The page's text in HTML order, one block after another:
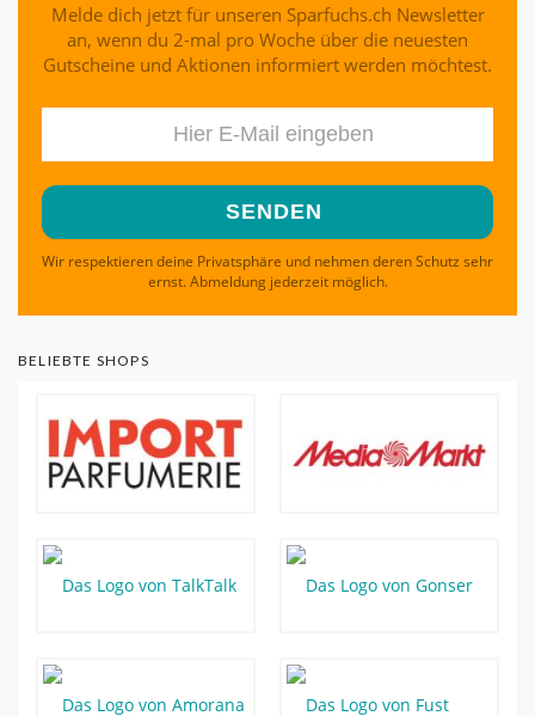
Melde dich jetzt für unseren Sparfuchs.ch Newsletter
an, wenn du 2-mal pro Woche über die neuesten
Gutscheine und Aktionen informiert werden möchtest.
Wir respektieren deine Privatsphäre und nehmen deren Schutz sehr
ernst. Abmeldung jederzeit möglich.
BELIEBTE SHOPS